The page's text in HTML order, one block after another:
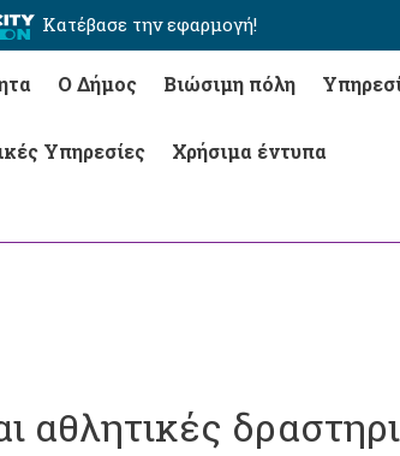
Κατέβασε την εφαρμογή!
Ο Δήμος Βιώσιμη πόλη
Υπηρεσίες Χρήσιμα έντυπα
αθλητικές